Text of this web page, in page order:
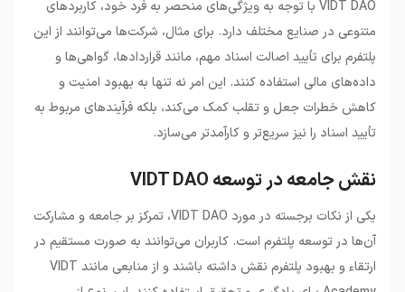
VIDT DAO با توجه به ویژگی‌های منحصر به فرد خود، کاربردهای
متنوعی در صنایع مختلف دارد. برای مثال، شرکت‌ها می‌توانند از این
پلتفرم برای تأیید اصالت اسناد مهم، مانند قراردادها، گواهی‌ها و
داده‌های مالی استفاده کنند. این امر نه تنها به بهبود امنیت و
کاهش خطرات جعل و تقلب کمک می‌کند، بلکه فرآیندهای مربوط به
تأیید اسناد را نیز سریع‌تر و کارآمدتر می‌سازد.
نقش جامعه در توسعه VIDT DAO
یکی از نکات برجسته در مورد VIDT DAO، تمرکز بر جامعه و مشارکت
آن‌ها در توسعه پلتفرم است. کاربران می‌توانند به صورت مستقیم در
ارتقاء و بهبود پلتفرم نقش داشته باشند و از منابعی مانند VIDT